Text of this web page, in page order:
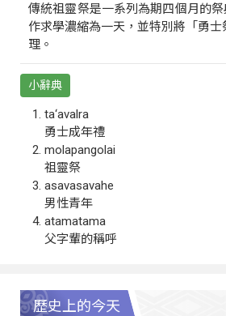
傳統祖靈祭是一系列為期四個月的
作求學濃縮為一天，並特別將「勇士
理。
小辭典
ta‘avalra
勇士成年禮
molapangolai
祖靈祭
asavasavahe
男性青年
atamatama
父字輩的稱呼
歷史上的今天